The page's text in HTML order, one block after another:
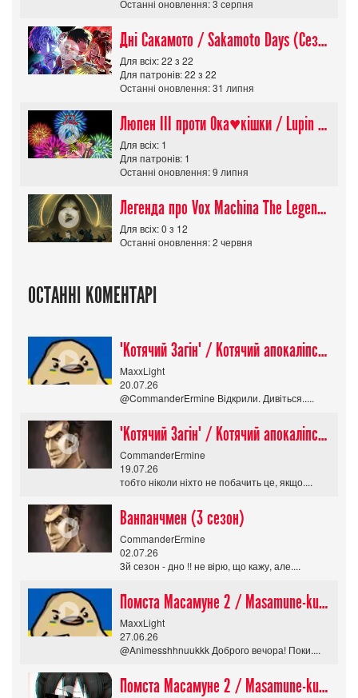
Останні оновлення: 3 серпня
Дні Сакамото / Sakamoto Days (Сезон 1)
Для всіх: 22 з 22
Для патронів: 22 з 22
Останні оновлення: 31 липня
Люпен ІІІ проти Ока♥кішки / Lupin III vs Cats Eye Movie
Для всіх: 1
Для патронів: 1
Останні оновлення: 9 липня
Легенда про Vox Machina The Legend of Vox Machina (Сезон 4)
Для всіх: 0 з 12
Останні оновлення: 2 червня
ОСТАННІ КОМЕНТАРІ
"Котячий Загін" / Котячий апокаліпсис / Cat Shit One
MaxxLight
20.07.26
@CommanderErmine Відкрили. Дивіться.....
"Котячий Загін" / Котячий апокаліпсис / Cat Shit One
CommanderErmine
19.07.26
тобто ніколи ніхто не побачить це, якщо....
Ванпанчмен (3 сезон)
CommanderErmine
02.07.26
3й сезон - дно !! не вірю, що кажу, але....
Помста Масамуне 2 / Masamune-kun no Revenge R
MaxxLight
27.06.26
@Animesshhnuukkk Доброго вечора! Поки....
Помста Масамуне 2 / Masamune-kun no Revenge R